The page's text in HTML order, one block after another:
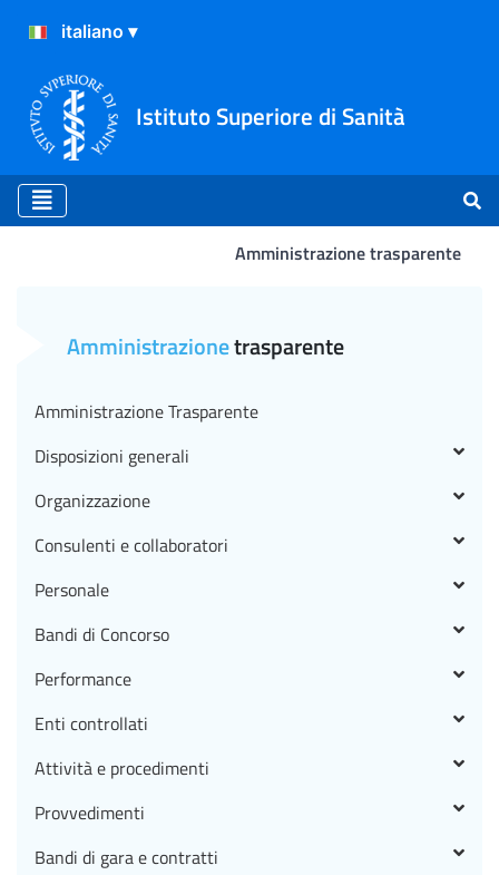
Istituto Superiore di Sanità
Amministrazione trasparente
Amministrazionetrasparente
Amministrazione Trasparente
Disposizioni generali
Organizzazione
Consulenti e collaboratori
Personale
Bandi di Concorso
Performance
Enti controllati
Attività e procedimenti
Provvedimenti
Bandi di gara e contratti